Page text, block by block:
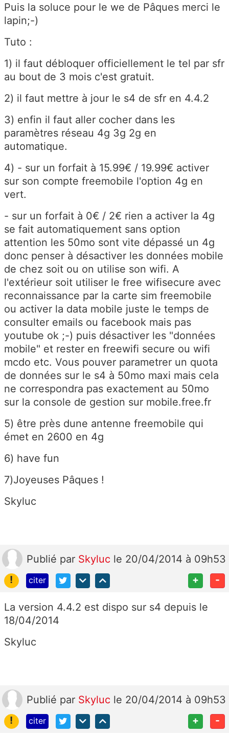
Puis la soluce pour le we de Pâques merci le
lapin;-)
Tuto :
1) il faut débloquer officiellement le tel par sfr
au bout de 3 mois c'est gratuit.
2) il faut mettre à jour le s4 de sfr en 4.4.2
3) enfin il faut aller cocher dans les
paramètres réseau 4g 3g 2g en
automatique.
4) - sur un forfait à 15.99€ / 19.99€ activer
sur son compte freemobile l'option 4g en
vert.
- sur un forfait à 0€ / 2€ rien a activer la 4g
se fait automatiquement sans option
attention les 50mo sont vite dépassé un 4g
donc penser à désactiver les données mobile
de chez soit ou on utilise son wifi. A
l'extérieur soit utiliser le free wifisecure avec
reconnaissance par la carte sim freemobile
ou activer la data mobile juste le temps de
consulter emails ou facebook mais pas
youtube ok ;-) puis désactiver les "données
mobile" et rester en freewifi secure ou wifi
mcdo etc. Vous pouver parametrer un quota
de données sur le s4 à 50mo maxi mais cela
ne correspondra pas exactement au 50mo
sur la console de gestion sur mobile.free.fr
5) être près dune antenne freemobile qui
émet en 2600 en 4g
6) have fun
7)Joyeuses Pâques !
Skyluc
Publié par Skyluc le 20/04/2014 à 09h53
!
citer + -
La version 4.4.2 est dispo sur s4 depuis le
18/04/2014
Skyluc
Publié par Skyluc le 20/04/2014 à 09h53
!
citer + -